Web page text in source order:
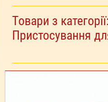
Товари з категорії:
Пристосування